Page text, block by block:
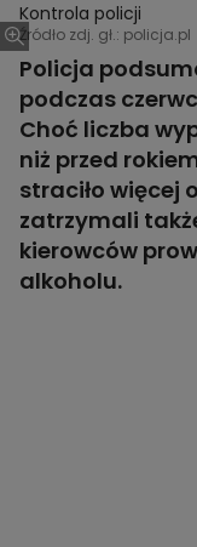
Kontrola policji
Źródło zdj. gł.: policja.pl
Policja
podczas
Choć liczba
niż przed
straciło więcej
zatrzymali
kierowców
alkoholu.